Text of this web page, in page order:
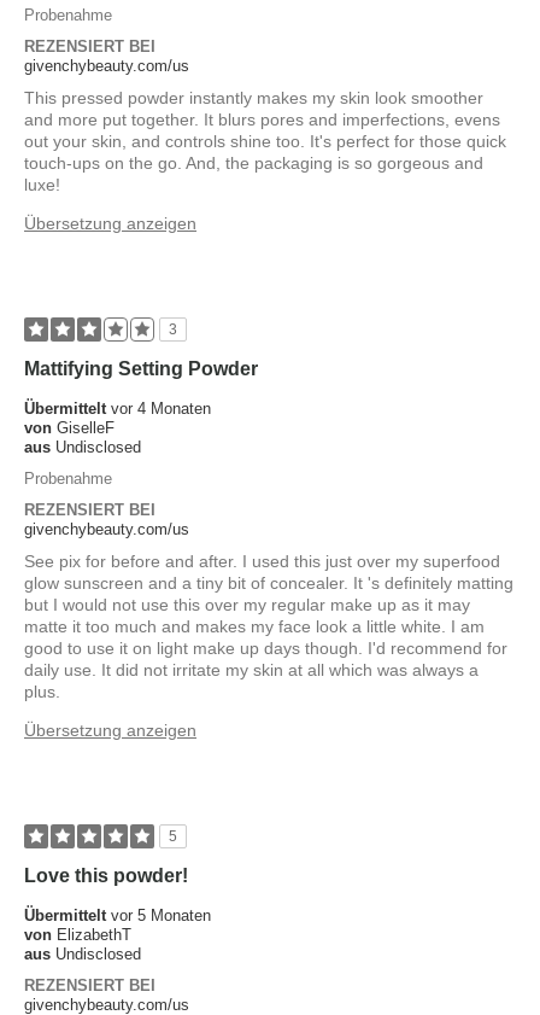
Probenahme
REZENSIERT BEI
givenchybeauty.com/us
This pressed powder instantly makes my skin look smoother
and more put together. It blurs pores and imperfections, evens
out your skin, and controls shine too. It's perfect for those quick
touch-ups on the go. And, the packaging is so gorgeous and
luxe!
Übersetzung anzeigen
3
Mattifying Setting Powder
Übermittelt vor 4 Monaten
von GiselleF
aus Undisclosed
Probenahme
REZENSIERT BEI
givenchybeauty.com/us
See pix for before and after. I used this just over my superfood
glow sunscreen and a tiny bit of concealer. It 's definitely matting
but I would not use this over my regular make up as it may
matte it too much and makes my face look a little white. I am
good to use it on light make up days though. I'd recommend for
daily use. It did not irritate my skin at all which was always a
plus.
Übersetzung anzeigen
5
Love this powder!
Übermittelt vor 5 Monaten
von ElizabethT
aus Undisclosed
REZENSIERT BEI
givenchybeauty.com/us